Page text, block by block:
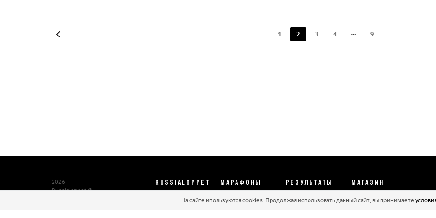
1 2 3 4 9
2026
Russialoppet ®
RUSSIALOPPET МАРАФОНЫ РЕЗУЛЬТАТЫ МАГАЗИН
Календарь 2026
Протоколы 2025
Реквизиты
На сайте ипользуются cookies. Продолжая использовать данный сайт, вы принимаете